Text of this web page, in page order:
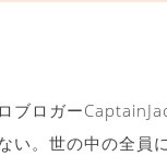
ロガー
い。世の中の全員